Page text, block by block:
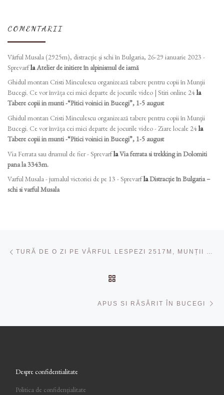
COMENTARII
Vârful Musala (2925m), distracție și schi în Bulgaria, 26-29 ianuarie 2023 -
SprevarflaAtelier de initiere în alpinismul de iarnă
Ghidul montan Cristi Minculescu organizează tabere pentru copii în Munţii
Bucegi. Ce vor învăța cei mici departe de jocurile video | Stiri online 24la
Tabere copii in munti -“Pitici voinici in Bucegi”, 1-5 august
Ghidul montan Cristi Minculescu organizează tabere pentru copii în Munţii
Bucegi. Ce vor învăța cei mici departe de jocurile video - Ziare locale 24la
Tabere copii in munti -“Pitici voinici in Bucegi”, 1-5 august
Via Ferrata sau drumul de fier - SprevarflaVia ferrata si trekking in Dolomiti
pana la 3343m.
Varful Musala - jurnalul victoriei de pe 13 - SprevarflaDistracție în Bulgaria –
schi si varful Musala
TURĂ DE O ZI PE VÂRFUL LESPEZI 2517M, MUNȚII FĂGĂRAȘ
APUS SI RĂSĂRIT ÎN BUCEGI
Despre confidentialitate
Politica de confidențialitate